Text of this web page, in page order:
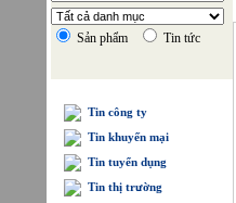
Sản phẩm Tin tức
Tin công ty
Tin khuyến mại
Tin tuyển dụng
Tin thị trường